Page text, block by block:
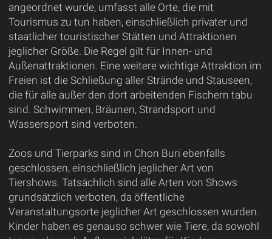
angeordnet wurde, umfasst alle Orte, die mit
Tourismus zu tun haben, einschließlich privater und
staatlicher touristischer Stätten und Attraktionen
jeglicher Größe. Die Regel gilt für Innen- und
Außenattraktionen. Eine weitere wichtige Attraktion im
Freien ist die Schließung aller Strände und Stauseen,
die für alle außer den dort arbeitenden Fischern tabu
sind. Schwimmen, Bräunen, Strandsport und
Wassersport sind verboten.
Zoos und Tierparks sind in Chon Buri ebenfalls
geschlossen, einschließlich jeglicher Art von
Tiershows. Tatsächlich sind alle Arten von Shows
grundsätzlich verboten, da öffentliche
Veranstaltungsorte jeglicher Art geschlossen wurden.
Kinder haben es genauso schwer wie Tiere, da sowohl